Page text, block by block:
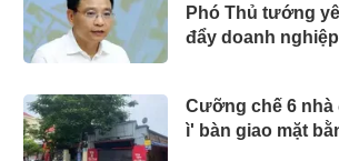
Phó Thủ tướng
đẩy doanh nghiệp
Cưỡng chế 6 nhà
ì' bàn giao mặt